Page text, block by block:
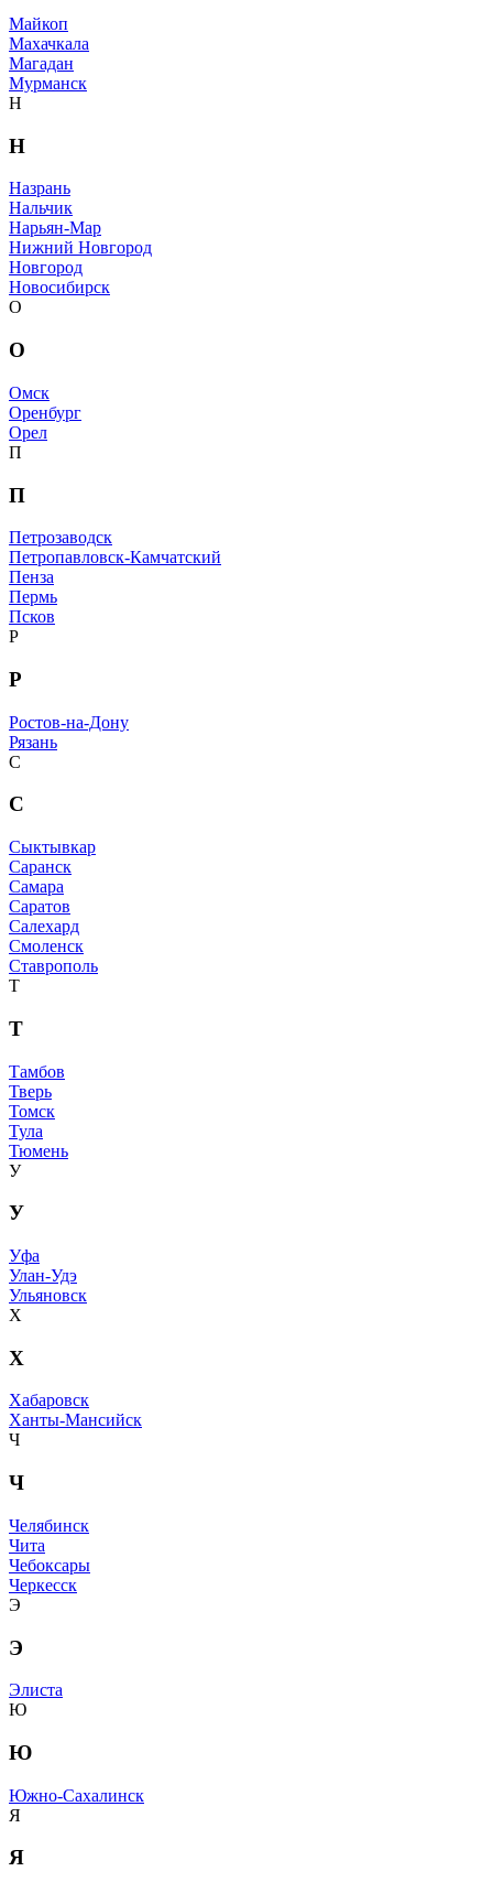
Майкоп
Махачкала
Магадан
Мурманск
Н
Н
Назрань
Нальчик
Нарьян-Мар
Нижний Новгород
Новгород
Новосибирск
О
О
Омск
Оренбург
Орел
П
П
Петрозаводск
Петропавловск-Камчатский
Пенза
Пермь
Псков
Р
Р
Ростов-на-Дону
Рязань
С
С
Сыктывкар
Саранск
Самара
Саратов
Салехард
Смоленск
Ставрополь
Т
Т
Тамбов
Тверь
Томск
Тула
Тюмень
У
У
Уфа
Улан-Удэ
Ульяновск
Х
Х
Хабаровск
Ханты-Мансийск
Ч
Ч
Челябинск
Чита
Чебоксары
Черкесск
Э
Э
Элиста
Ю
Ю
Южно-Сахалинск
Я
Я